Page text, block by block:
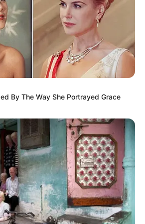
el misterio sobre el veredicto
bajo total expectativa.
para recibir minuto a
en vivo de esta bomba
desarrollo!
By The Way She Portrayed Grace